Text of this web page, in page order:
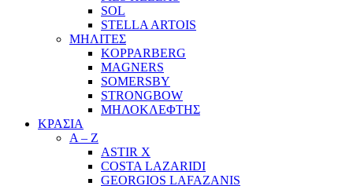
SOL
STELLA ARTOIS
ΜΗΛΙΤΕΣ
KOPPARBERG
MAGNERS
SOMERSBY
STRONGBOW
ΜΗΛΟΚΛΕΦΤΗΣ
ΚΡΑΣΙΑ
A – Z
ASTIR X
COSTA LAZARIDI
GEORGIOS LAFAZANIS